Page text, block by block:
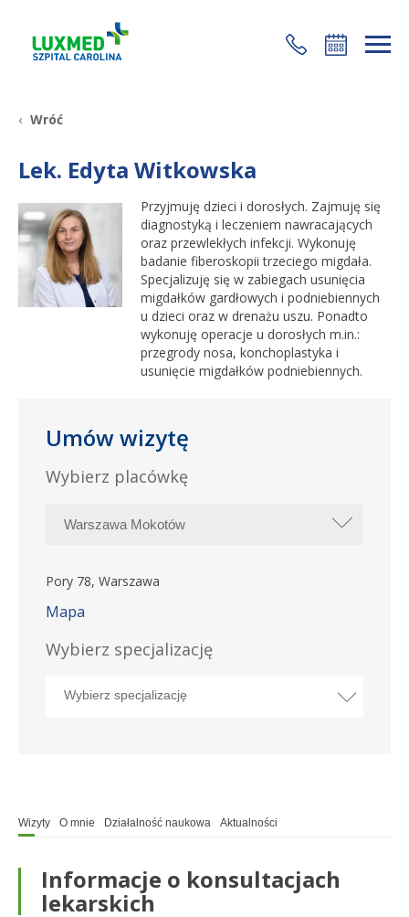
+48 22 35 58 200
Wróć
Lek. Edyta Witkowska
Przyjmuję dzieci i dorosłych. Zajmuję się
diagnostyką i leczeniem nawracających
oraz przewlekłych infekcji. Wykonuję
badanie fiberoskopii trzeciego migdała.
Specjalizuję się w zabiegach usunięcia
migdałków gardłowych i podniebiennych
u dzieci oraz w drenażu uszu. Ponadto
wykonuję operacje u dorosłych m.in.:
przegrody nosa, konchoplastyka i
usunięcie migdałków podniebiennych.
Umów wizytę
Wybierz placówkę
Pory 78, Warszawa
Mapa
Wybierz specjalizację
Wizyty O mnie Działalność naukowa Aktualności
Informacje o konsultacjach
lekarskich